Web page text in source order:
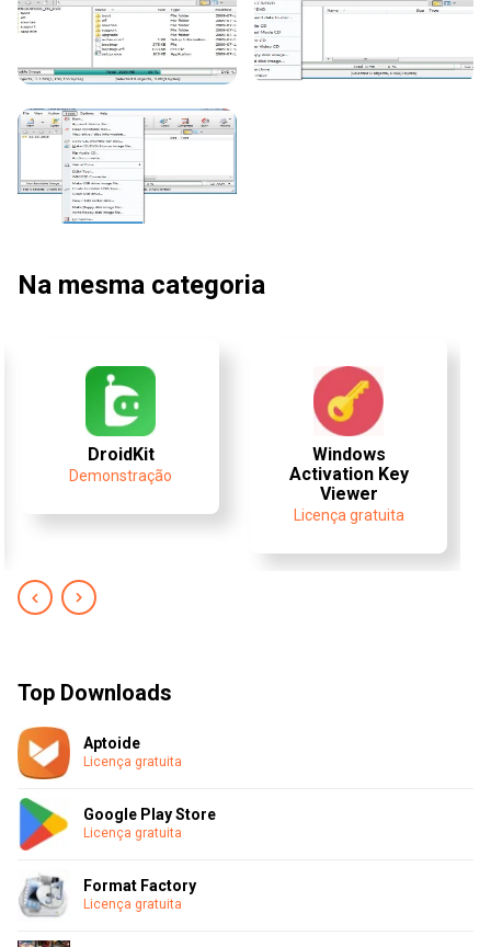
Na mesma categoria
DroidKit
Demonstração
Windows
Activation Key
Viewer
Licença gratuita
Top Downloads
Aptoide
Licença gratuita
Google Play Store
Licença gratuita
Format Factory
Licença gratuita